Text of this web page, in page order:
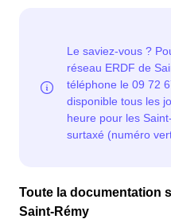
Rémyens éligibles. 💡🏠
de 20% par rapport au
Toute la documentation
Saint-Rémy